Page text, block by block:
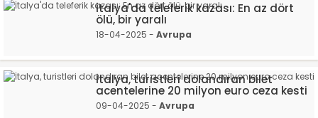
İtalya'da teleferik kazası: En az dört
ölü, bir yaralı
18-04-2025 - Avrupa
İtalya, turistleri dolandıran bilet
acentelerine 20 milyon euro ceza kesti
09-04-2025 - Avrupa